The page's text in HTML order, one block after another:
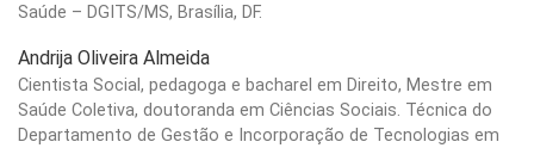
Saúde – DGITS/MS, Brasília, DF.
Andrija Oliveira Almeida
Cientista Social, pedagoga e bacharel em Direito, Mestre em
Saúde Coletiva, doutoranda em Ciências Sociais. Técnica do
Departamento de Gestão e Incorporação de Tecnologias em